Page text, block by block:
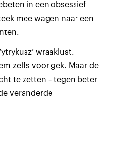
in een obsessief
mee wagen naar een
wraaklust.
zelfs voor gek. Maar de
te zetten – tegen beter
veranderde